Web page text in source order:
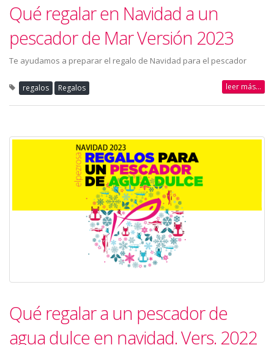
Qué regalar en Navidad a un
pescador de Mar Versión 2023
Te ayudamos a preparar el regalo de Navidad para el pescador
regalos Regalos leer más...
Qué regalar a un pescador de
agua dulce en navidad. Vers. 2022